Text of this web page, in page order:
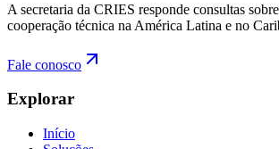
A secretaria da CRIES responde consultas
cooperação técnica na América Latina e no
Fale conosco
Explorar
Início